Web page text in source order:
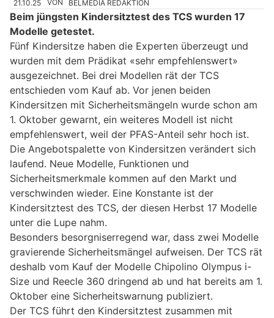
21.10.25 VON BELMEDIA REDAKTION
Beim jüngsten Kindersitztest des TCS wurden 17
Modelle getestet.
Fünf Kindersitze haben die Experten überzeugt und
wurden mit dem Prädikat «sehr empfehlenswert»
ausgezeichnet. Bei drei Modellen rät der TCS
entschieden vom Kauf ab. Vor jenen beiden
Kindersitzen mit Sicherheitsmängeln wurde schon am
1. Oktober gewarnt, ein weiteres Modell ist nicht
empfehlenswert, weil der PFAS-Anteil sehr hoch ist.
Die Angebotspalette von Kindersitzen verändert sich
laufend. Neue Modelle, Funktionen und
Sicherheitsmerkmale kommen auf den Markt und
verschwinden wieder. Eine Konstante ist der
Kindersitztest des TCS, der diesen Herbst 17 Modelle
unter die Lupe nahm.
Besonders besorgniserregend war, dass zwei Modelle
gravierende Sicherheitsmängel aufweisen. Der TCS rät
deshalb vom Kauf der Modelle Chipolino Olympus i-
Size und Reecle 360 dringend ab und hat bereits am 1.
Oktober eine Sicherheitswarnung publiziert.
Der TCS führt den Kindersitztest zusammen mit